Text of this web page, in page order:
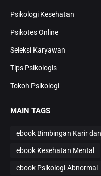
Psikologi Kesehatan
Psikotes Online
Seleksi Karyawan
Tips Psikologis
Tokoh Psikologi
MAIN TAGS
ebook Bimbingan Karir
ebook Kesehatan Mental
ebook Psikologi Abnormal